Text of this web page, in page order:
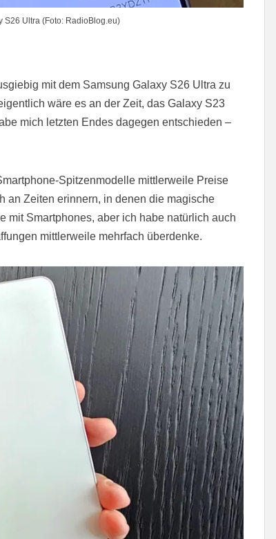
S26 Ultra (Foto: RadioBlog.eu)
mit dem Samsung Galaxy S26 Ultra zu
wäre es an der Zeit, das Galaxy S23
mich letzten Endes dagegen entschieden –
Spitzenmodelle mittlerweile Preise
an Zeiten erinnern, in denen die magische
mit Smartphones, aber ich habe natürlich auch
mittlerweile mehrfach überdenke.